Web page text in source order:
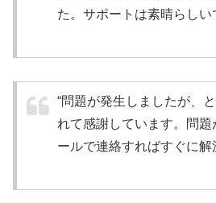
た。サポートは素晴らしい
“問題が発生しましたが、
れて感謝しています。問題
ールで連絡すればすぐに解